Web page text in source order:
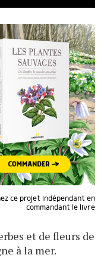
ce projet indépendant en
commandant le livre
et de fleurs de
à la mer.